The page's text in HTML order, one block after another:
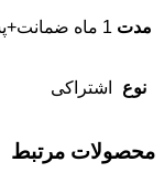
مدت 1 ماه ضمانت+پشتیبانی, 2 ماه ضمانت+پشتیبانی
نوع اشتراکی
محصولات مرتبط